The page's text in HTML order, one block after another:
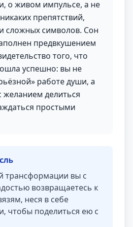
о живом импульсе, а не
препятствий,
сложных символов. Сон
предвкушением
того, что
успешно: вы не
работе души, а
желанием делиться
простыми
трансформации вы с
возвращаетесь к
неся в себе
чтобы поделиться ею с